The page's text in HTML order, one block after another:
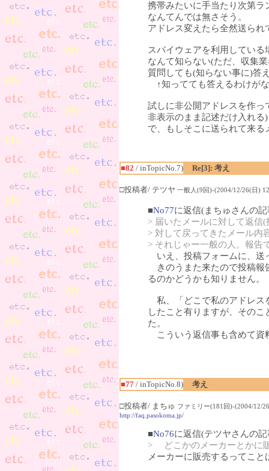
携帯みたいに手当たり次第
なんてんでは無さそう。
アドレス変えたら全然送ら
スパイウェアを利用してい
なんて知らない(ただ、収集
質問しても(知らない事に)答
↑知ってても答えるわけが
試しに非公開アドレスを作
非表示のまま記述だけ入れる
で、もしそこに送られて来
■82 / inTopicNo.7) Re[3]: 考え
□投稿者/ テツヤ 一般人(9回)-(2004/12/26(日)
■No77に返信(まちゅさんの記
> 届いたメールに対して返信
> 対して戻ってきたメール内
> それじゃー一般の人。報告
いえ、投稿フォームに、送
きのうまた来たので投稿報
るのかどうかも知りません。
私、「どこで私のアドレス
したこと有りますが、その
た。
こういう返信事も含めて資
■77 / inTopicNo.8) 考え
□投稿者/ まちゅ ファミリー(181回)-(2004/12/
http://faq.pasokoma.jp/
■No76に返信(テツヤさんの記
> どこかのメーカーとかに
メーカーに販売するってこと